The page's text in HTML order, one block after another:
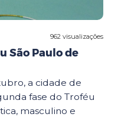
962 visualizações
São Paulo de
a cidade de
fase do Troféu
masculino e